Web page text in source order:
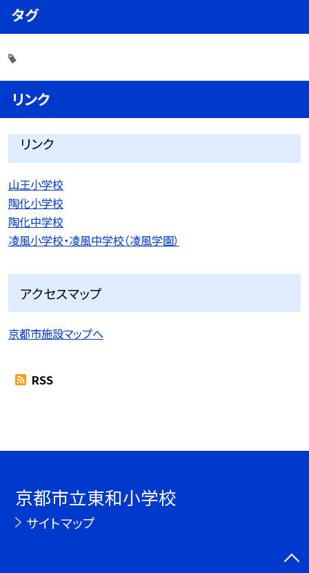
タグ
リンク
リンク
山王小学校
陶化小学校
陶化中学校
凌風小学校・凌風中学校（凌風学園）
アクセスマップ
京都市施設マップへ
RSS
京都市立東和小学校
サイトマップ